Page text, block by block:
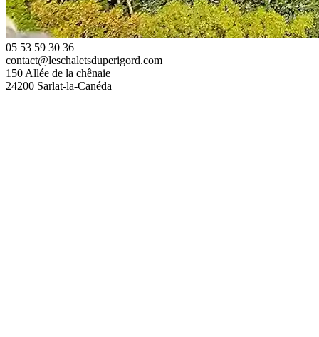
05 53 59 30 36
contact@leschaletsduperigord.com
150 Allée de la chênaie
24200 Sarlat-la-Canéda